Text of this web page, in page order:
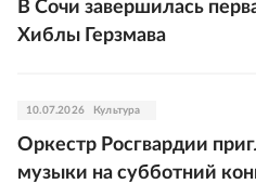
В Сочи завершилась
Хиблы Герзмава
10.07.2026 Культура
Оркестр Росгвардии
музыки на субботний